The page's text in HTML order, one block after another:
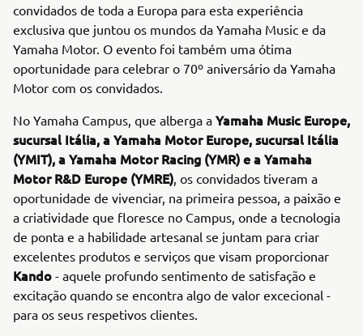
convidados de toda a Europa para esta experiência
exclusiva que juntou os mundos da Yamaha Music e da
Yamaha Motor. O evento foi também uma ótima
oportunidade para celebrar o 70º aniversário da Yamaha
Motor com os convidados.
No Yamaha Campus, que alberga a Yamaha Music Europe,
sucursal Itália, a Yamaha Motor Europe, sucursal Itália
(YMIT), a Yamaha Motor Racing (YMR) e a Yamaha
Motor R&D Europe (YMRE) , os convidados tiveram a
oportunidade de vivenciar, na primeira pessoa, a paixão e
a criatividade que floresce no Campus, onde a tecnologia
de ponta e a habilidade artesanal se juntam para criar
excelentes produtos e serviços que visam proporcionar
Kando - aquele profundo sentimento de satisfação e
excitação quando se encontra algo de valor excecional -
para os seus respetivos clientes.